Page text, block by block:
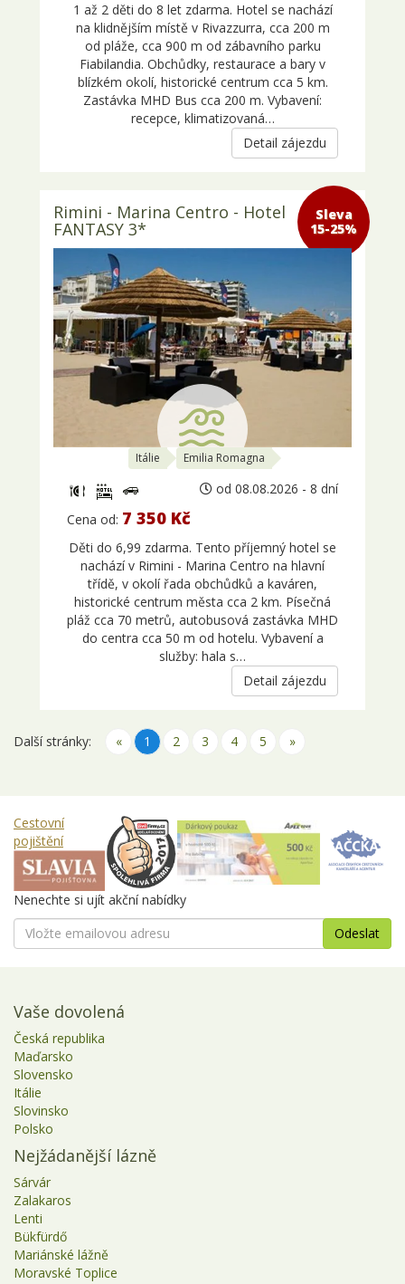
1 až 2 děti do 8 let zdarma. Hotel se nachází
na klidnějším místě v Rivazzurra, cca 200 m
od pláže, cca 900 m od zábavního parku
Fiabilandia. Obchůdky, restaurace a bary v
blízkém okolí, historické centrum cca 5 km.
Zastávka MHD Bus cca 200 m. Vybavení:
recepce, klimatizovaná…
Detail zájezdu
Sleva 15-
25%
Rimini - Marina Centro - Hotel
FANTASY 3*
Itálie Emilia Romagna
od 08.08.2026 - 8 dní
Cena od: 7 350 Kč
Děti do 6,99 zdarma. Tento příjemný hotel se
nachází v Rimini - Marina Centro na hlavní
třídě, v okolí řada obchůdků a kaváren,
historické centrum města cca 2 km. Písečná
pláž cca 70 metrů, autobusová zastávka MHD
do centra cca 50 m od hotelu. Vybavení a
služby: hala s…
Detail zájezdu
Další stránky: « 1 2 3 4 5 »
Cestovní
pojištění
Nenechte si ujít akční nabídky
Vaše dovolená
Česká republika
Maďarsko
Slovensko
Itálie
Slovinsko
Polsko
Nejžádanější lázně
Sárvár
Zalakaros
Lenti
Bükfürdő
Mariánské lážně
Moravské Toplice